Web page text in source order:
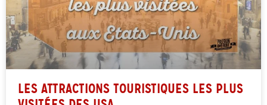
LES ATTRACTIONS TOURISTIQUES LES PLUS